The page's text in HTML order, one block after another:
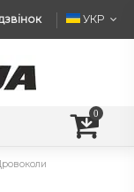
УКР
0